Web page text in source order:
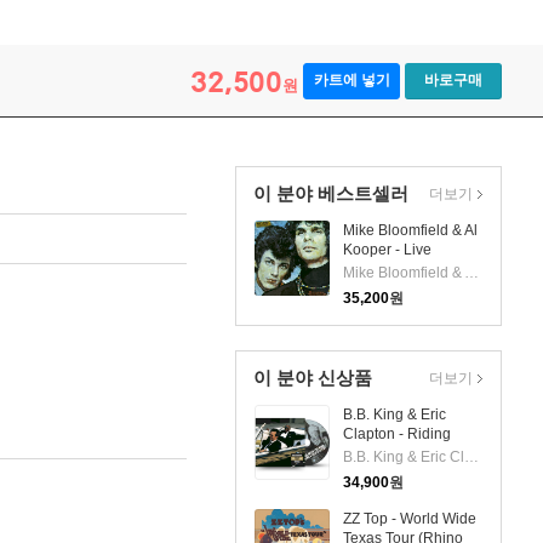
32,500원 카트에 넣기 바로구매
이 분야 베스트셀러
Mike Bloomfield & Al
Kooper - Live
Adventures Of (CD)Mike Bloomfield & Al Kooper
35,200원
더보기
이 분야 신상품
B.B. King & Eric
Clapton - Riding
With The King
(Remastered)
(Extended Edition)
(Digipack)(CD)
B.B. King & Eric Clapton
34,900원
ZZ Top - World Wide
Texas Tour (Rhino
더보기